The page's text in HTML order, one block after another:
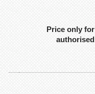
Price only for
authorised